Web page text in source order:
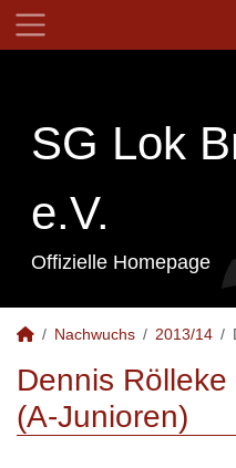
SG Lok
e.V.
Offizielle Homepage
Nachwuchs 2013/14
Dennis
(A-Junioren)